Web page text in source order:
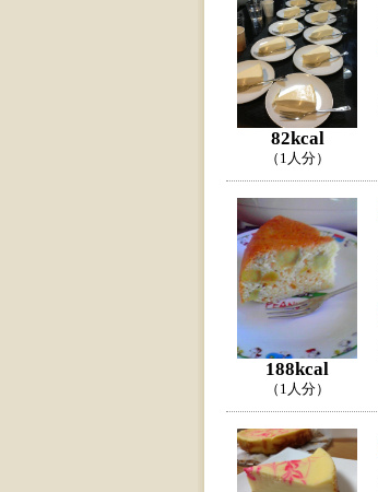
82kcal
（1人分）
188kcal
（1人分）